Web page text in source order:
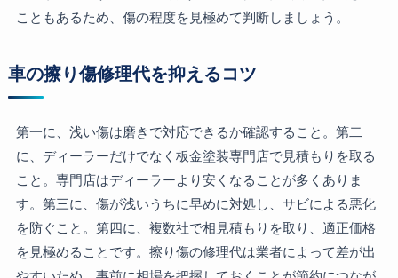
こともあるため、傷の程度を見極めて判断しましょう。
車の擦り傷修理代を抑えるコツ
第一に、浅い傷は磨きで対応できるか確認すること。第二
に、ディーラーだけでなく板金塗装専門店で見積もりを取る
こと。専門店はディーラーより安くなることが多くありま
す。第三に、傷が浅いうちに早めに対処し、サビによる悪化
を防ぐこと。第四に、複数社で相見積もりを取り、適正価格
を見極めることです。擦り傷の修理代は業者によって差が出